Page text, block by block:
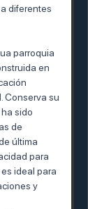
diferentes
parroquia
en
Conserva su
sido
de
última
para
ideal para
y